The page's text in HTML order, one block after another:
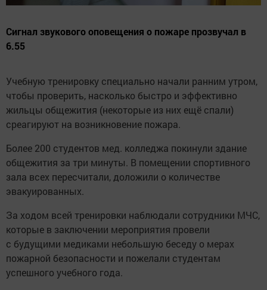
Сигнал звукового оповещения о пожаре прозвучал в
6.55
Учебную тренировку специально начали ранним утром,
чтобы проверить, насколько быстро и эффективно
жильцы общежития (некоторые из них ещё спали)
среагируют на возникновение пожара.
Более 200 студентов мед. колледжа покинули здание
общежития за три минуты. В помещении спортивного
зала всех пересчитали, доложили о количестве
эвакуированных.
За ходом всей тренировки наблюдали сотрудники МЧС,
которые в заключении мероприятия провели
с будущими медиками небольшую беседу о мерах
пожарной безопасности и пожелали студентам
успешного учебного года.